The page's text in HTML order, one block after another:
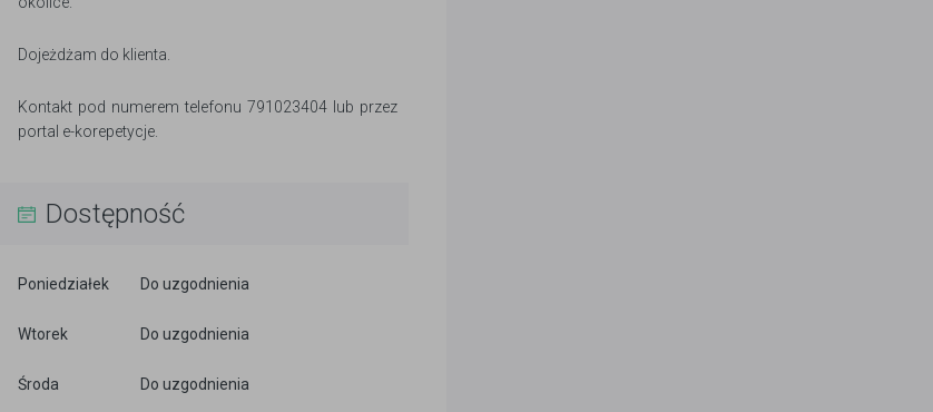
Dojeżdżam do klienta.
Kontakt pod numerem telefonu 791023404 lub przez
portal e-korepetycje.
Dostępność
Poniedziałek Do uzgodnienia
Wtorek Do uzgodnienia
Środa Do uzgodnienia